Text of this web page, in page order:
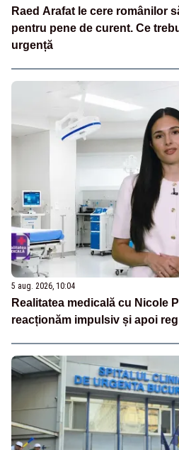
Raed Arafat le cere românilor
pentru pene de curent. Ce
urgență
5 aug. 2026, 10:04
Realitatea medicală cu Nicole
reacționăm impulsiv și apoi